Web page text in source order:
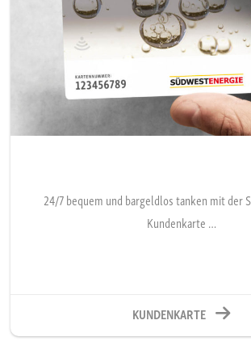
24/7 bequem und bargeldlos tanken mit der
Kundenkarte …
KUNDENKARTE